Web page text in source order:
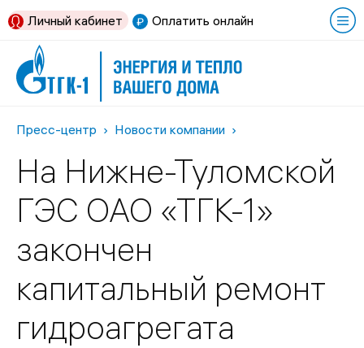
Оплатить онлайн
Личный кабинет
Пресс-центр Новости компании
На Нижне-Туломской
ГЭС ОАО «ТГК-1»
закончен
капитальный ремонт
гидроагрегата